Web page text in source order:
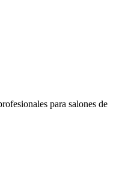
para salones de